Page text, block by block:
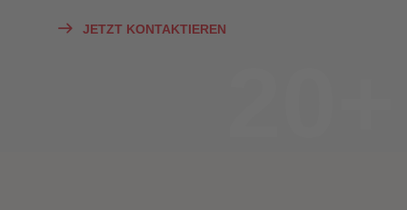
JETZT KONTAKTIEREN